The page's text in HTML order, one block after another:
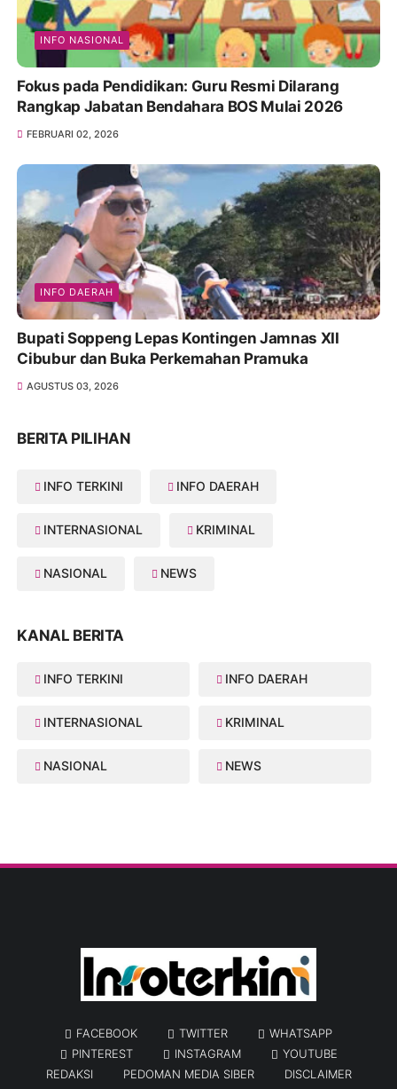
INFO NASIONAL
Fokus pada Pendidikan: Guru Resmi Dilarang
Rangkap Jabatan Bendahara BOS Mulai 2026
FEBRUARI 02, 2026
INFO DAERAH
Bupati Soppeng Lepas Kontingen Jamnas XII
Cibubur dan Buka Perkemahan Pramuka
AGUSTUS 03, 2026
BERITA PILIHAN
INFO TERKINI INFO DAERAH
INTERNASIONAL KRIMINAL
NASIONAL NEWS
KANAL BERITA
INFO TERKINI INFO DAERAH
INTERNASIONAL KRIMINAL
NASIONAL NEWS
FACEBOOK TWITTER
WHATSAPP
PINTEREST
INSTAGRAM
YOUTUBE
REDAKSI
PEDOMAN MEDIA SIBER
DISCLAIMER